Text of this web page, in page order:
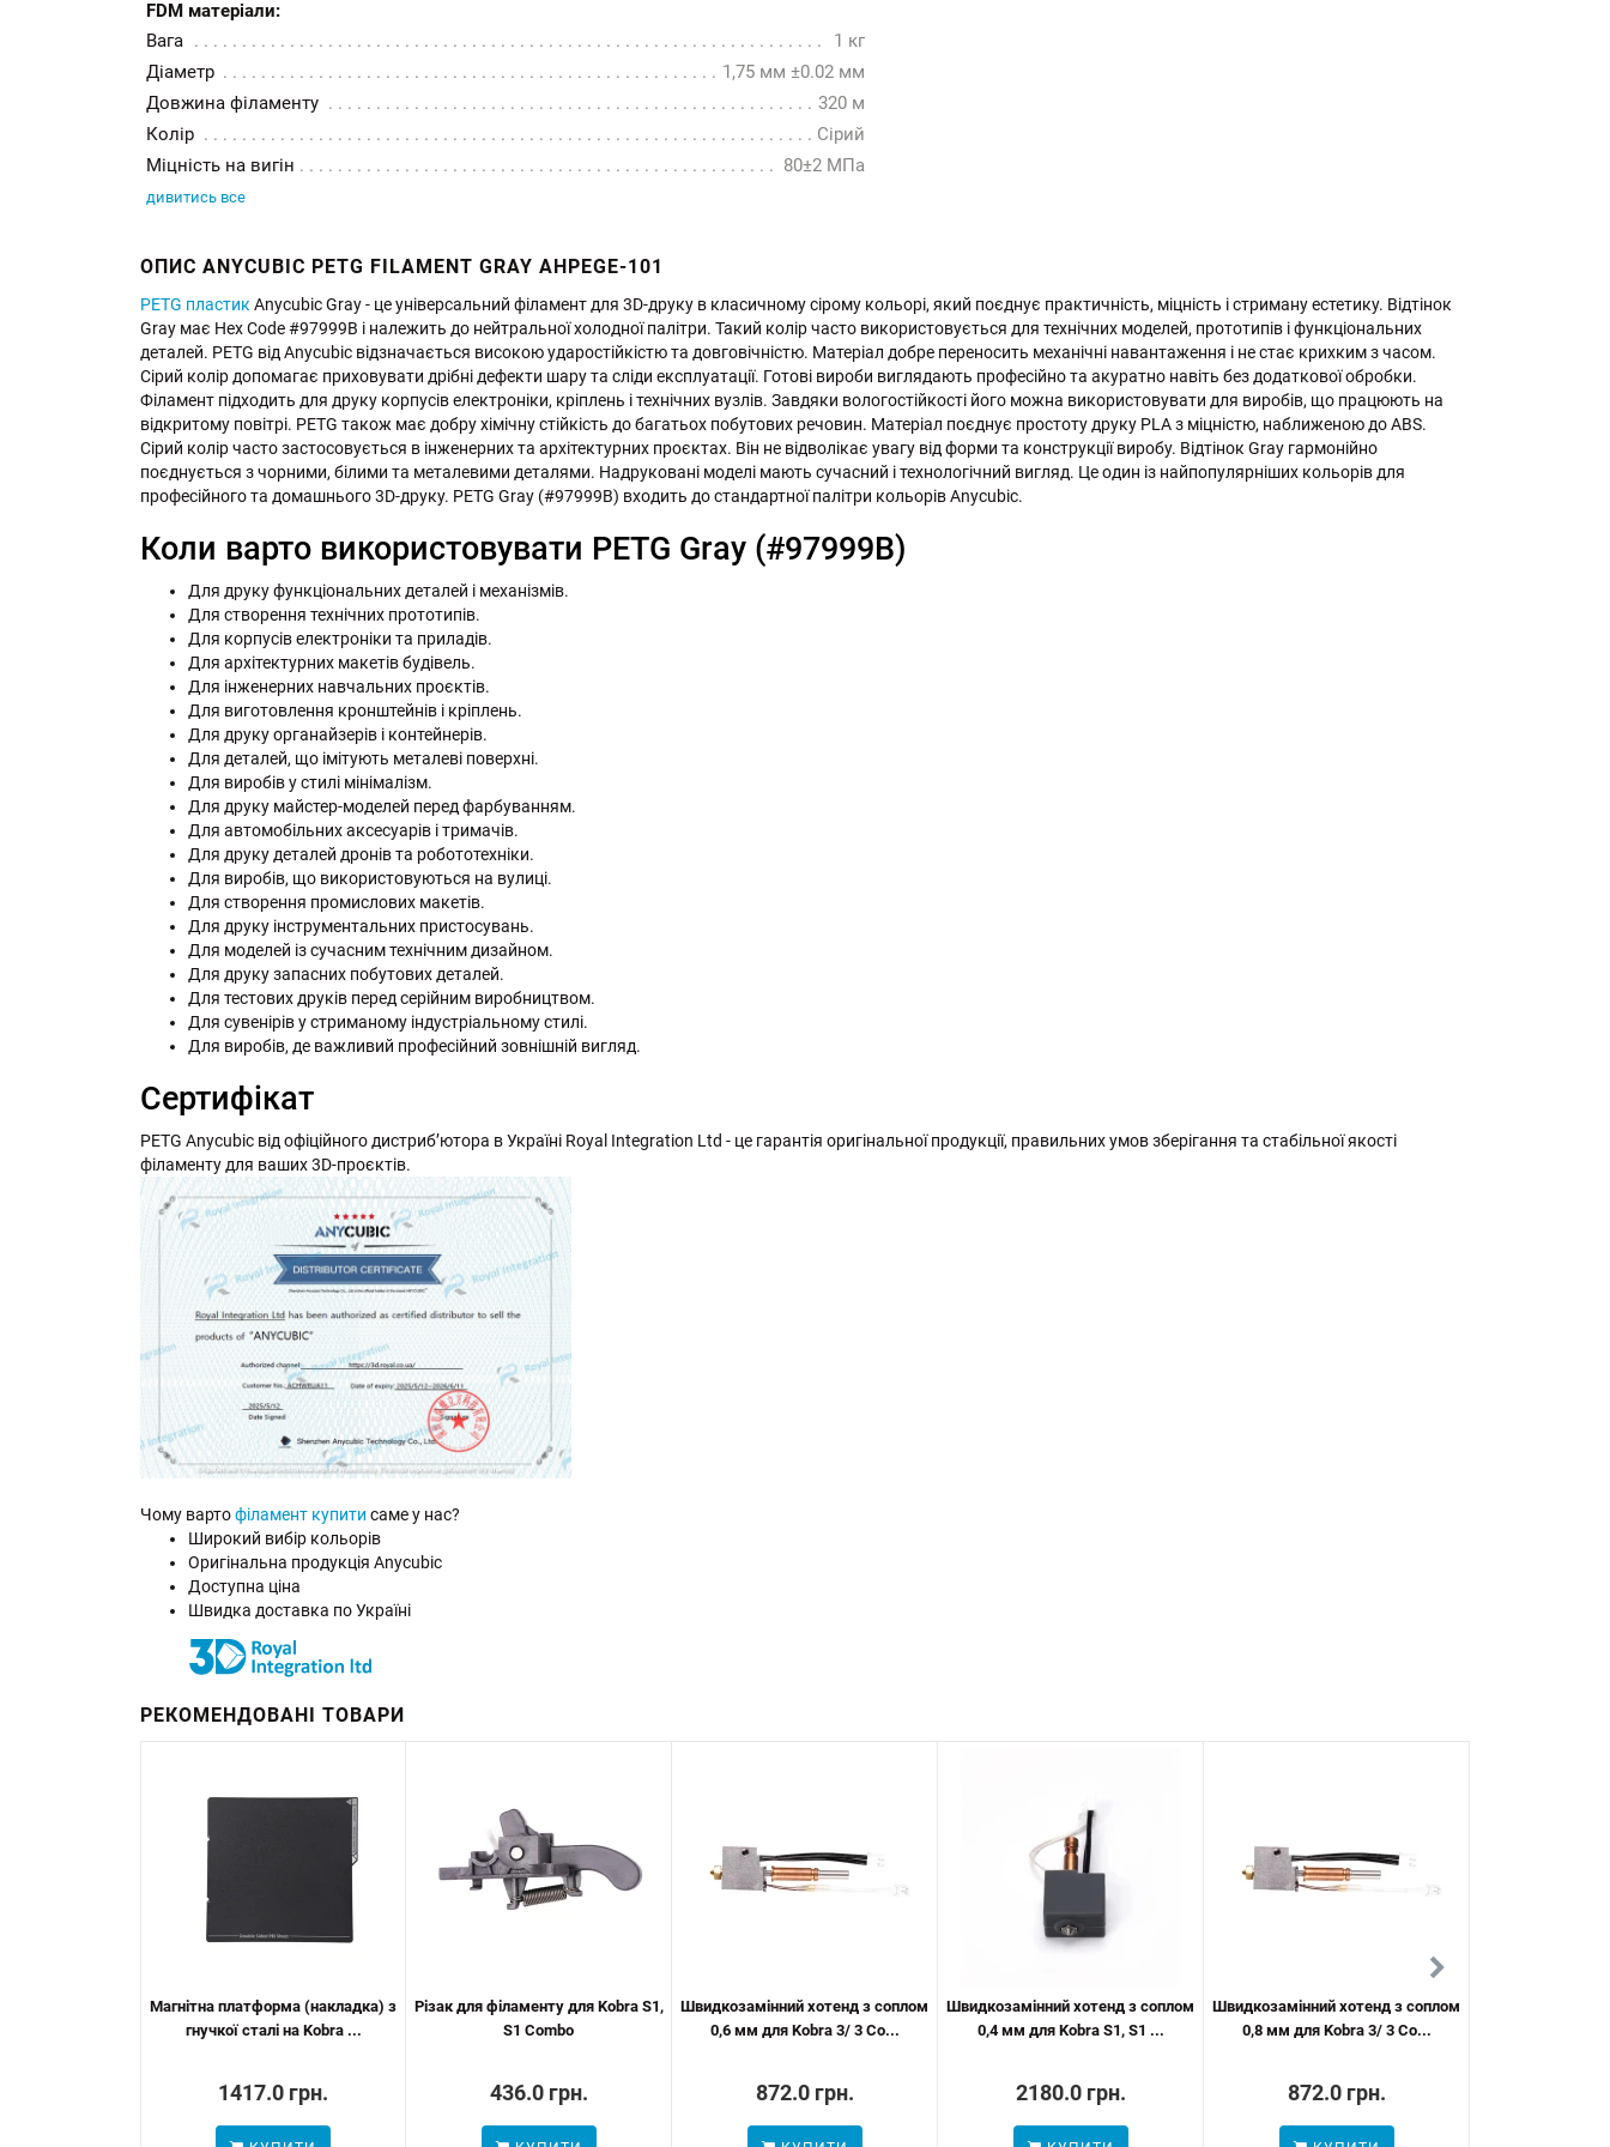
FDM матеріали:
Вага
1 кг
Діаметр
1,75 мм ±0.02 мм
Довжина філаменту
320 м
Колір
Сірий
Міцність на вигін
80±2 МПа
дивитись все
ОПИС ANYCUBIC PETG FILAMENT GRAY AHPEGE-101
PETG пластик Anycubic Gray - це універсальний філамент для 3D-друку в класичному сірому кольорі, який поєднує практичність, міцність і стриману естетику. Відтінок
Gray має Hex Code #97999B і належить до нейтральної холодної палітри. Такий колір часто використовується для технічних моделей, прототипів і функціональних
деталей. PETG від Anycubic відзначається високою ударостійкістю та довговічністю. Матеріал добре переносить механічні навантаження і не стає крихким з часом.
Сірий колір допомагає приховувати дрібні дефекти шару та сліди експлуатації. Готові вироби виглядають професійно та акуратно навіть без додаткової обробки.
Філамент підходить для друку корпусів електроніки, кріплень і технічних вузлів. Завдяки вологостійкості його можна використовувати для виробів, що працюють на
відкритому повітрі. PETG також має добру хімічну стійкість до багатьох побутових речовин. Матеріал поєднує простоту друку PLA з міцністю, наближеною до ABS.
Сірий колір часто застосовується в інженерних та архітектурних проєктах. Він не відволікає увагу від форми та конструкції виробу. Відтінок Gray гармонійно
поєднується з чорними, білими та металевими деталями. Надруковані моделі мають сучасний і технологічний вигляд. Це один із найпопулярніших кольорів для
професійного та домашнього 3D-друку. PETG Gray (#97999B) входить до стандартної палітри кольорів Anycubic.
Коли варто використовувати PETG Gray (#97999B)
Для друку функціональних деталей і механізмів.
Для створення технічних прототипів.
Для корпусів електроніки та приладів.
Для архітектурних макетів будівель.
Для інженерних навчальних проєктів.
Для виготовлення кронштейнів і кріплень.
Для друку органайзерів і контейнерів.
Для деталей, що імітують металеві поверхні.
Для виробів у стилі мінімалізм.
Для друку майстер-моделей перед фарбуванням.
Для автомобільних аксесуарів і тримачів.
Для друку деталей дронів та робототехніки.
Для виробів, що використовуються на вулиці.
Для створення промислових макетів.
Для друку інструментальних пристосувань.
Для моделей із сучасним технічним дизайном.
Для друку запасних побутових деталей.
Для тестових друків перед серійним виробництвом.
Для сувенірів у стриманому індустріальному стилі.
Для виробів, де важливий професійний зовнішній вигляд.
Сертифікат
PETG Anycubic від офіційного дистриб’ютора в Україні Royal Integration Ltd - це гарантія оригінальної продукції, правильних умов зберігання та стабільної якості
філаменту для ваших 3D-проєктів.
Чому вартофіламент купити саме у нас?
Широкий вибір кольорів
Оригінальна продукція Anycubic
Доступна ціна
Швидка доставка по Україні
РЕКОМЕНДОВАНІ ТОВАРИ
Магнітна платформа (накладка) з
гнучкої сталі на Kobra ...
1417.0 грн.
Різак для філаменту для Kobra S1,
S1 Combo
436.0 грн.
Швидкозамінний хотенд з соплом
0,6 мм для Kobra 3/ 3 Co...
872.0 грн.
Швидкозамінний хотенд з соплом
0,4 мм для Kobra S1, S1 ...
2180.0 грн.
Швидкозамінний хотенд з соплом
0,8 мм для Kobra 3/ 3 Co...
872.0 грн.